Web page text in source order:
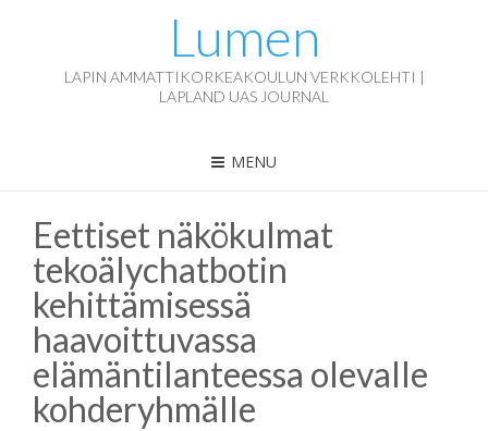
Lumen
LAPIN AMMATTIKORKEAKOULUN VERKKOLEHTI |
LAPLAND UAS JOURNAL
MENU
Eettiset näkökulmat
tekoälychatbotin
kehittämisessä
haavoittuvassa
elämäntilanteessa olevalle
kohderyhmälle